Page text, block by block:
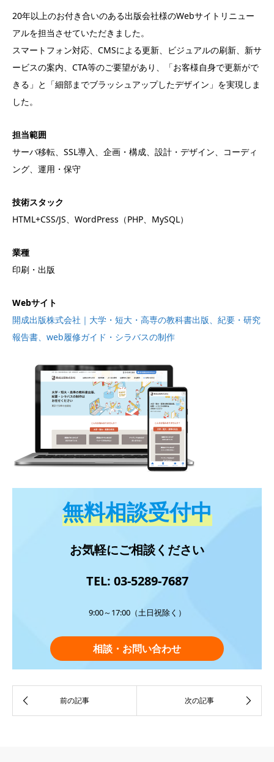
20年以上のお付き合いのある出版会社様のWebサイトリニュー
アルを担当させていただきました。
スマートフォン対応、CMSによる更新、ビジュアルの刷新、新サ
ービスの案内、CTA等のご要望があり、「お客様自身で更新がで
きる」と「細部までブラッシュアップしたデザイン」を実現しま
した。
担当範囲
サーバ移転、SSL導入、企画・構成、設計・デザイン、コーディ
ング、運用・保守
技術スタック
HTML+CSS/JS、WordPress（PHP、MySQL）
業種
印刷・出版
Webサイト
開成出版株式会社｜大学・短大・高専の教科書出版、紀要・研究
報告書、web履修ガイド・シラバスの制作
無料相談受付中
お気軽にご相談ください
TEL: 03-5289-7687
9:00～17:00（土日祝除く）
相談・お問い合わせ